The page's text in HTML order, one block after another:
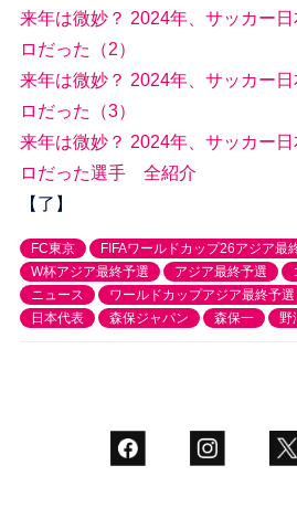
来年は微妙？ 2024年、サッカー
ロだった（2）
来年は微妙？ 2024年、サッカー
ロだった（3）
来年は微妙？ 2024年、サッカー
ロだった選手 全紹介
【了】
FC東京 FIFAワールドカップ26アジア最
W杯アジア最終予選
アジア最終予選
ニュース
ワールドカップアジア最終予選
日本代表
森保ジャパン 森保一 野